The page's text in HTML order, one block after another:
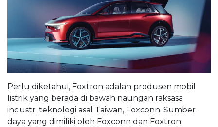
Perlu diketahui, Foxtron adalah produsen mobil
listrik yang berada di bawah naungan raksasa
industri teknologi asal Taiwan, Foxconn. Sumber
daya yang dimiliki oleh Foxconn dan Foxtron